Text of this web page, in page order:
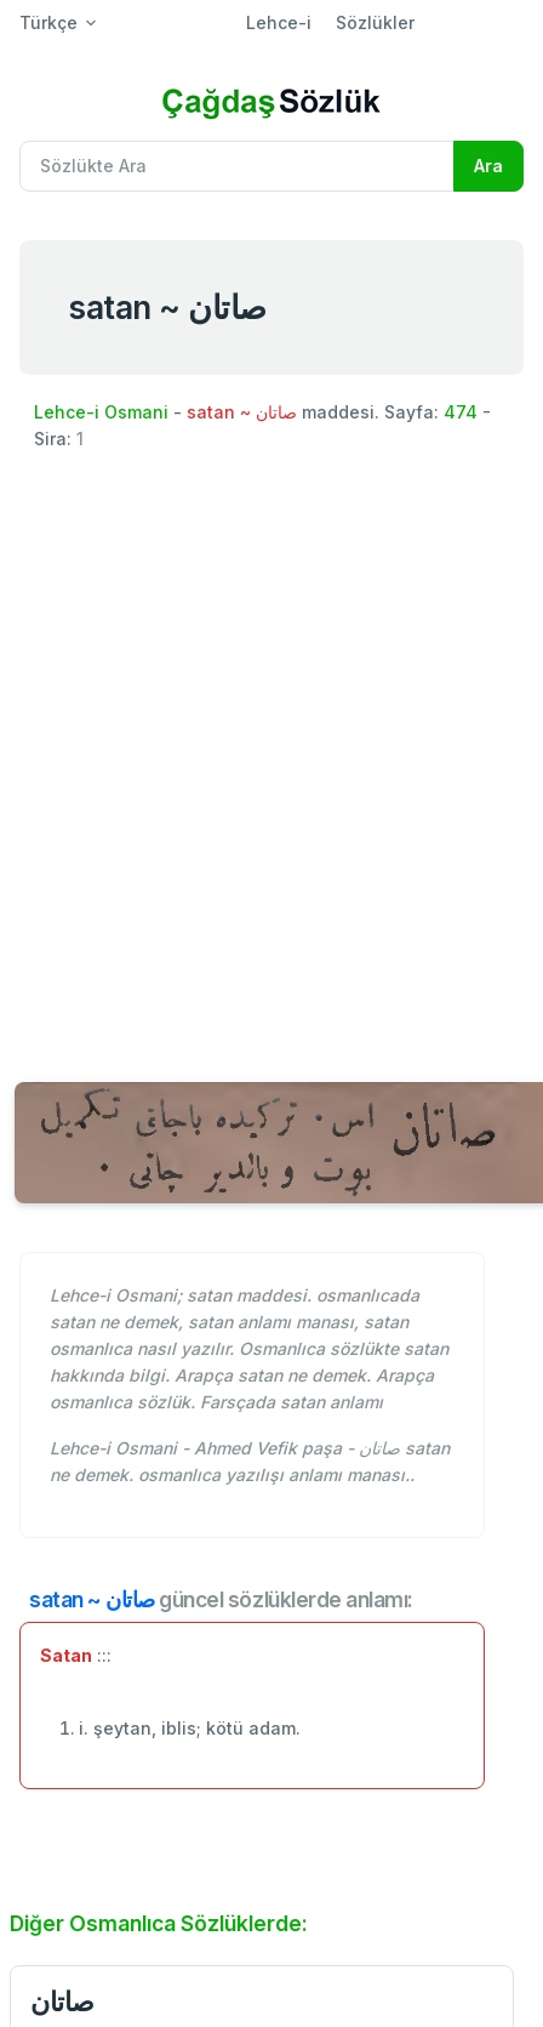
Türkçe Lehce-i Sözlükler
satan ~ صاتان
Lehce-i Osmani - satan ~ صاتان maddesi. Sayfa: 474 -
Sira: 1
Lehce-i Osmani; satan maddesi. osmanlıcada
satan ne demek, satan anlamı manası, satan
osmanlıca nasıl yazılır. Osmanlıca sözlükte satan
hakkında bilgi. Arapça satan ne demek. Arapça
osmanlıca sözlük. Farsçada satan anlamı
Lehce-i Osmani - Ahmed Vefik paşa - صاتان satan
ne demek. osmanlıca yazılışı anlamı manası..
satan ~ صاتانgüncel sözlüklerde anlamı:
Satan :::
i. şeytan, iblis; kötü adam.
Diğer Osmanlıca Sözlüklerde:
صاتان